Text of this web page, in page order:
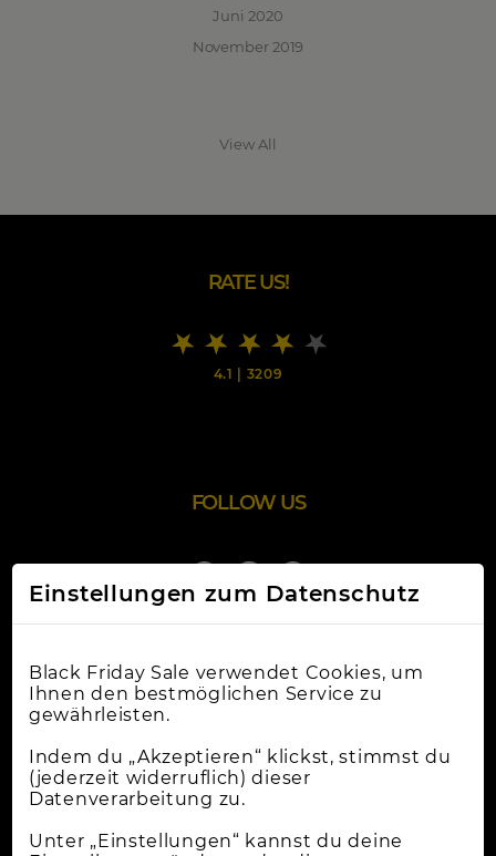
Juni 2020
November 2019
View All
RATE US!
4.1 3209
FOLLOW US
Online-Shops
Apple Deals
Cybermonday
Einstellungen zum Datenschutz
Black Friday Sale verwendet Cookies, um
Ihnen den bestmöglichen Service zu
gewährleisten.
Indem du „Akzeptieren“ klickst, stimmst du
(jederzeit widerruflich) dieser
Datenverarbeitung zu.
Unter „Einstellungen“ kannst du deine